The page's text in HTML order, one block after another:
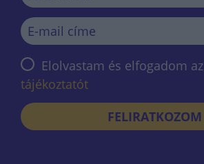
Elolvastam és elfogadom az
tájékoztatót
FELIRATKOZOM